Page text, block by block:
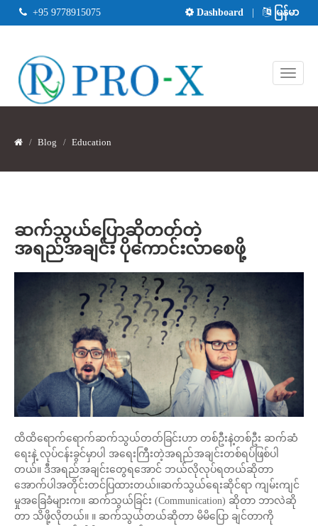
Dashboard မြန်မာ
+95 9778915075
Blog Education
ဆက်သွယ်ပြောဆိုတတ်တဲ့
အရည်အချင်း ပိုကောင်းလာစေဖို့
ထိထိရောက်ရောက်ဆက်သွယ်တတ်ခြင်းဟာ တစ်ဦးနဲ့တစ်ဦး ဆက်ဆံ
ရေးနဲ့ လုပ်ငန်းခွင်မှာပါ အရေးကြီးတဲ့အရည်အချင်းတစ်ရပ်ဖြစ်ပါ
တယ်။ ဒီအရည်အချင်းတွေရအောင် ဘယ်လိုလုပ်ရတယ်ဆိုတာ
အောက်ပါအတိုင်းတင်ပြထားတယ်။ဆက်သွယ်ရေးဆိုင်ရာ ကျမ်းကျင်
မှုအခြေခံများက။ ဆက်သွယ်ခြင်း (Communication) ဆိုတာ ဘာလဲဆို
တာ သိဖို့လိုတယ်။ ။ ဆက်သွယ်တယ်ဆိုတာ မိမိပြော ချင်တာကို